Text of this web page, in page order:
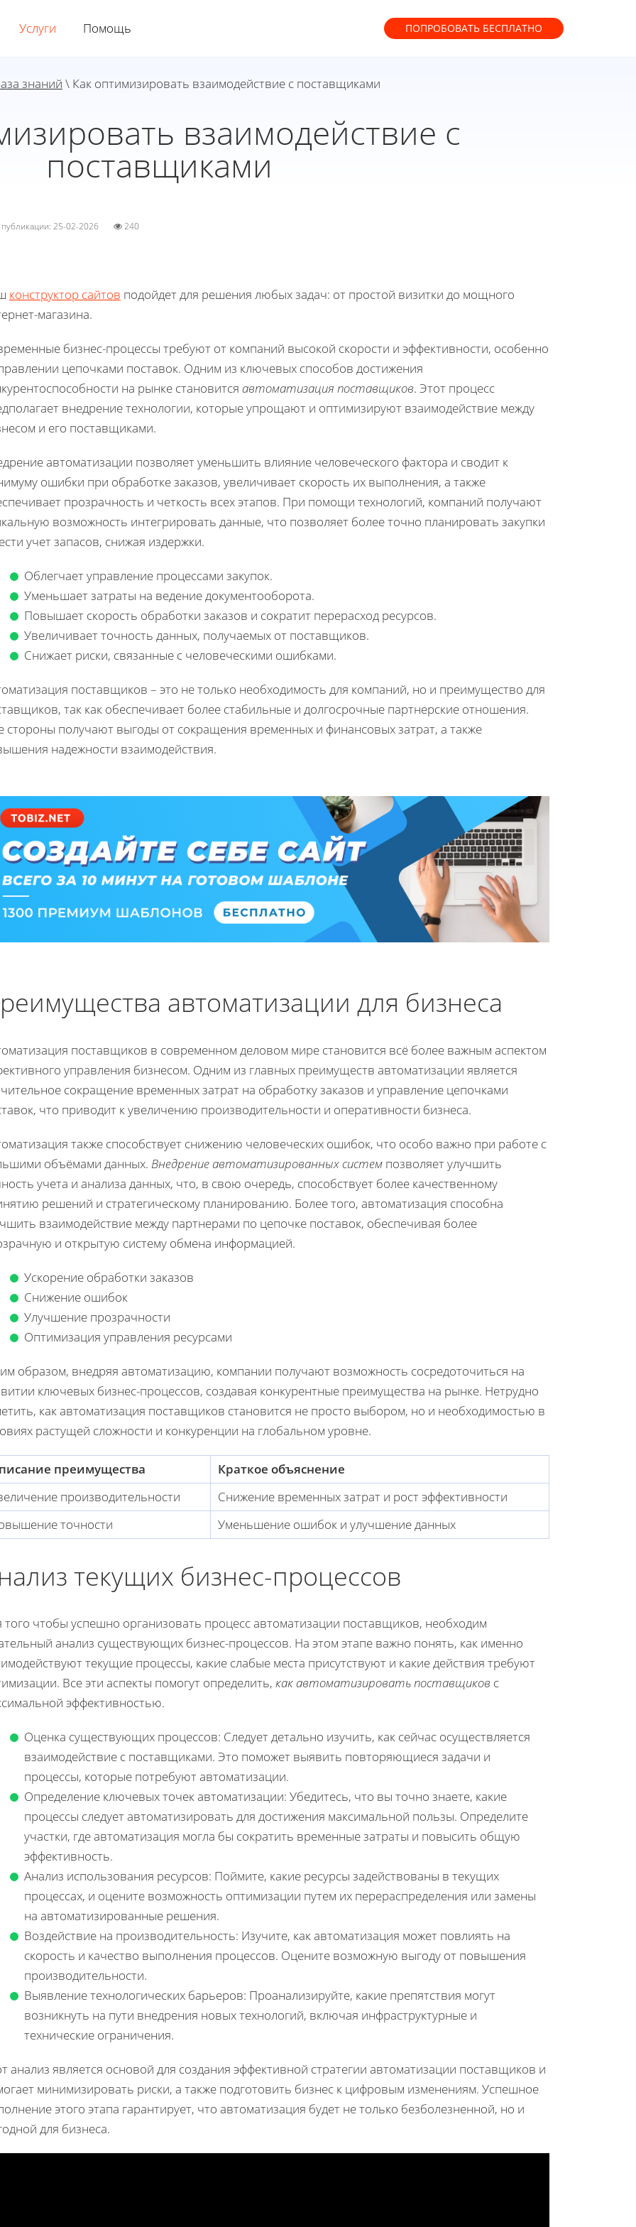
Услуги Помощь ПОПРОБОВАТЬ БЕСПЛАТНО
знаний \ Как оптимизировать взаимодействие с поставщиками
взаимодействие с
поставщиками
публикации: 25-02-2026 240
конструктор сайтов подойдет для решения любых задач: от простой визитки до мощного
магазина.
бизнес-процессы требуют от компаний высокой скорости и эффективности, особенно
цепочками поставок. Одним из ключевых способов достижения
на рынке становится автоматизация поставщиков. Этот процесс
внедрение технологии, которые упрощают и оптимизируют взаимодействие между
и его поставщиками.
автоматизации позволяет уменьшить влияние человеческого фактора и сводит к
ошибки при обработке заказов, увеличивает скорость их выполнения, а также
прозрачность и четкость всех этапов. При помощи технологий, компаний получают
возможность интегрировать данные, что позволяет более точно планировать закупки
учет запасов, снижая издержки.
Облегчает управление процессами закупок.
Уменьшает затраты на ведение документооборота.
Повышает скорость обработки заказов и сократит перерасход ресурсов.
Увеличивает точность данных, получаемых от поставщиков.
Снижает риски, связанные с человеческими ошибками.
поставщиков – это не только необходимость для компаний, но и преимущество для
так как обеспечивает более стабильные и долгосрочные партнерские отношения.
стороны получают выгоды от сокращения временных и финансовых затрат, а также
надежности взаимодействия.
автоматизации для бизнеса
поставщиков в современном деловом мире становится всё более важным аспектом
управления бизнесом. Одним из главных преимуществ автоматизации является
сокращение временных затрат на обработку заказов и управление цепочками
что приводит к увеличению производительности и оперативности бизнеса.
также способствует снижению человеческих ошибок, что особо важно при работе с
объёмами данных. Внедрение автоматизированных систем позволяет улучшить
учета и анализа данных, что, в свою очередь, способствует более качественному
решений и стратегическому планированию. Более того, автоматизация способна
взаимодействие между партнерами по цепочке поставок, обеспечивая более
и открытую систему обмена информацией.
Ускорение обработки заказов
Снижение ошибок
Улучшение прозрачности
Оптимизация управления ресурсами
образом, внедряя автоматизацию, компании получают возможность сосредоточиться на
ключевых бизнес-процессов, создавая конкурентные преимущества на рынке. Нетрудно
как автоматизация поставщиков становится не просто выбором, но и необходимостью в
растущей сложности и конкуренции на глобальном уровне.
преимущества
Краткое объяснение
производительности
Снижение временных затрат и рост эффективности
точности
Уменьшение ошибок и улучшение данных
текущих бизнес-процессов
того чтобы успешно организовать процесс автоматизации поставщиков, необходим
анализ существующих бизнес-процессов. На этом этапе важно понять, как именно
текущие процессы, какие слабые места присутствуют и какие действия требуют
Все эти аспекты помогут определить, как автоматизировать поставщиков с
эффективностью.
Оценка существующих процессов: Следует детально изучить, как сейчас осуществляется
взаимодействие с поставщиками. Это поможет выявить повторяющиеся задачи и
процессы, которые потребуют автоматизации.
Определение ключевых точек автоматизации: Убедитесь, что вы точно знаете, какие
процессы следует автоматизировать для достижения максимальной пользы. Определите
участки, где автоматизация могла бы сократить временные затраты и повысить общую
эффективность.
Анализ использования ресурсов: Поймите, какие ресурсы задействованы в текущих
процессах, и оцените возможность оптимизации путем их перераспределения или замены
на автоматизированные решения.
Воздействие на производительность: Изучите, как автоматизация может повлиять на
скорость и качество выполнения процессов. Оцените возможную выгоду от повышения
производительности.
Выявление технологических барьеров: Проанализируйте, какие препятствия могут
возникнуть на пути внедрения новых технологий, включая инфраструктурные и
технические ограничения.
анализ является основой для создания эффективной стратегии автоматизации поставщиков и
минимизировать риски, а также подготовить бизнес к цифровым изменениям. Успешное
этого этапа гарантирует, что автоматизация будет не только безболезненной, но и
для бизнеса.